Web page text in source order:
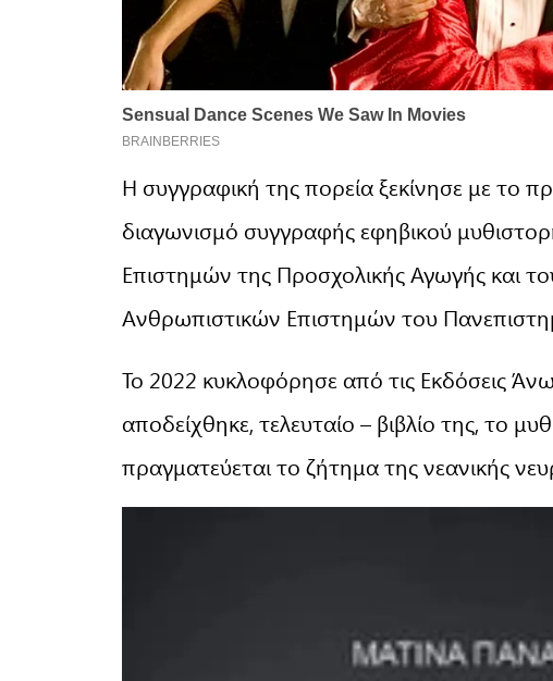
Η συγγραφική της πορεία ξεκίνησε με το
διαγωνισμό συγγραφής εφηβικού
Επιστημών της Προσχολικής Αγωγής και
Ανθρωπιστικών Επιστημών του
Το 2022 κυκλοφόρησε από τις Εκδόσεις
αποδείχθηκε, τελευταίο – βιβλίο της, το
πραγματεύεται το ζήτημα της νεανικής